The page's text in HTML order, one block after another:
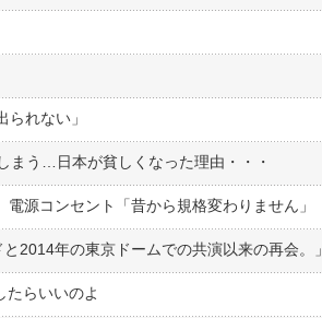
れない」
まう…日本が貧しくなった理由・・・
源コンセント「昔から規格変わりません」
2014年の東京ドームでの共演以来の再会。」
たらいいのよ